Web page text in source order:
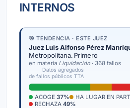
INTERNOS
🎯 TENDENCIA · ESTE JUEZ
Juez Luis Alfonso Pérez
Metropolitana. Primero
en materia Liquidación · 368 fallos
Datos agregados
de fallos públicos TTA
ACOGE 37% HA LUGAR EN
RECHAZA 49%